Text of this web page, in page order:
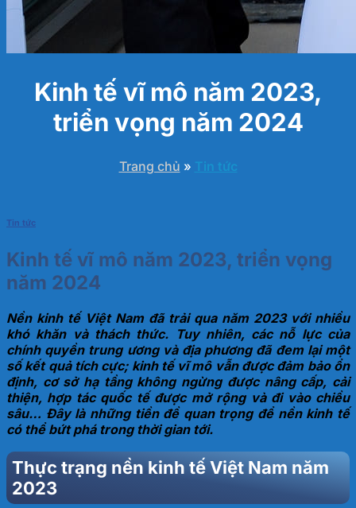
Kinh tế vĩ mô năm 2023,
triển vọng năm 2024
Trang chủ » Tin tức
Tin tức
Kinh tế vĩ mô năm 2023, triển vọng
năm 2024
Nền kinh tế Việt Nam đã trải qua năm 2023 với nhiều
khó khăn và thách thức. Tuy nhiên, các nỗ lực của
chính quyền trung ương và địa phương đã đem lại một
số kết quả tích cực; kinh tế vĩ mô vẫn được đảm bảo ổn
định, cơ sở hạ tầng không ngừng được nâng cấp, cải
thiện, hợp tác quốc tế được mở rộng và đi vào chiều
sâu… Đây là những tiền đề quan trọng để nền kinh tế
có thể bứt phá trong thời gian tới.
Thực trạng nền kinh tế Việt Nam năm
2023